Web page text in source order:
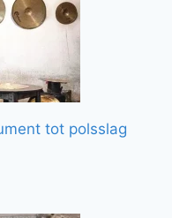
tot polsslag